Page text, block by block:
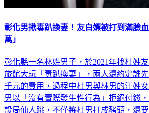
彰化男揪毒趴換妻！友白嫖被打到滿臉
萬」
彰化縣一名林姓男子，於2021年找杜姓
旅館大玩「毒趴換妻」，兩人還約定誰
千元的費用，過程中杜男與林男的汪姓
男以「沒有實際發生性行為」拒絕付錢
設局仙人跳，不僅將杜男打成豬頭，還